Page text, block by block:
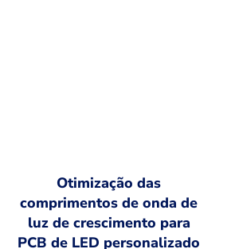
Otimização das
comprimentos de onda de
luz de crescimento para
PCB de LED personalizado